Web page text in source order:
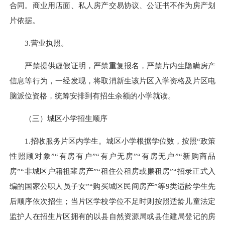
合同。商业用店面、私人房产交易协议、公证书不作为房产划
片依据。
3.营业执照。
严禁提供虚假证明，严禁重复报名，严禁片内生隐瞒房产
信息等行为，一经发现，将取消新生该片区入学资格及片区电
脑派位资格，统筹安排到有招生余额的小学就读。
（三）城区小学招生顺序
1.招收服务片区内学生。城区小学根据学位数，按照“政策
性照顾对象”“有房有户”“有户无房”“有房无户”“新购商品
房”“非城区户籍祖辈房产”“租住公租房或廉租房”“招录正式入
编的国家公职人员子女”“购买城区民间房产”等9类适龄学生先
后顺序依次招生；当片区学校学位不足时则按照适龄儿童法定
监护人在招生片区拥有的以县自然资源局或县住建局登记的房